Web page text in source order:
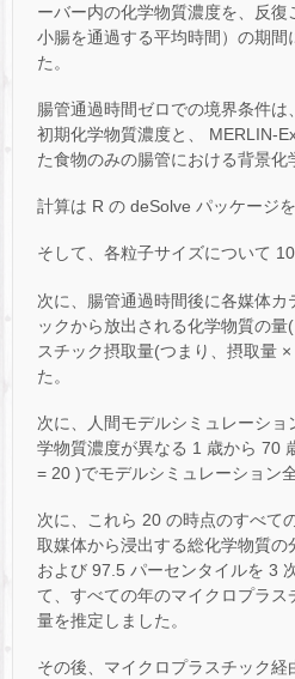
ーバー内の化学物質濃度を、反復
小腸を通過する平均時間）の期間
た。
腸管通過時間ゼロでの境界条件
初期化学物質濃度と、 MERLIN-
た食物のみの腸管における背景化
計算は R の deSolve パッケージ
そして、各粒子サイズについて
次に、腸管通過時間後に各媒体
ックから放出される化学物質の
スチック摂取量(つまり、摂取量
た。
次に、人間モデルシミュレーシ
学物質濃度が異なる 1 歳から 70
= 20 )でモデルシミュレーション
次に、これら 20 の時点のすべて
取媒体から浸出する総化学物質
および 97.5 パーセンタイルを 3
て、すべての年のマイクロプラス
量を推定しました。
その後、マイクロプラスチック